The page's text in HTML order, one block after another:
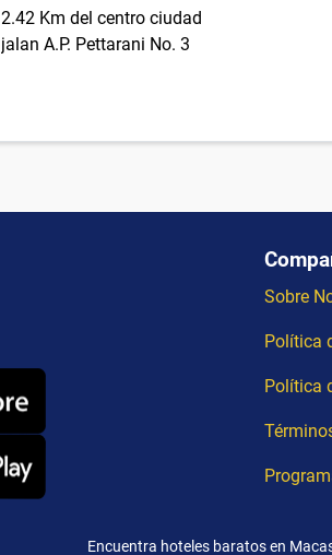
2.42 Km del centro ciudad
jalan A.P. Pettarani No. 3
Sobre
Política
Política
Encuentra hoteles baratos en